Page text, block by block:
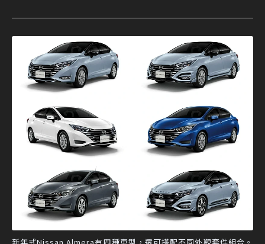
新年式Nissan Almera有四種車型，還可搭配不同外觀套件組合。